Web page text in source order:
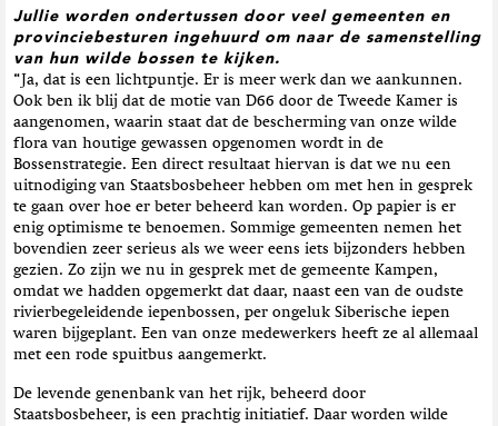
Jullie worden ondertussen door veel gemeenten en
provinciebesturen ingehuurd om naar de samenstelling
van hun wilde bossen te kijken.
“Ja, dat is een lichtpuntje. Er is meer werk dan we aankunnen.
Ook ben ik blij dat de motie van D66 door de Tweede Kamer is
aangenomen, waarin staat dat de bescherming van onze wilde
flora van houtige gewassen opgenomen wordt in de
Bossenstrategie. Een direct resultaat hiervan is dat we nu een
uitnodiging van Staatsbosbeheer hebben om met hen in gesprek
te gaan over hoe er beter beheerd kan worden. Op papier is er
enig optimisme te benoemen. Sommige gemeenten nemen het
bovendien zeer serieus als we weer eens iets bijzonders hebben
gezien. Zo zijn we nu in gesprek met de gemeente Kampen,
omdat we hadden opgemerkt dat daar, naast een van de oudste
rivierbegeleidende iepenbossen, per ongeluk Siberische iepen
waren bijgeplant. Een van onze medewerkers heeft ze al allemaal
met een rode spuitbus aangemerkt.
De levende genenbank van het rijk, beheerd door
Staatsbosbeheer, is een prachtig initiatief. Daar worden wilde